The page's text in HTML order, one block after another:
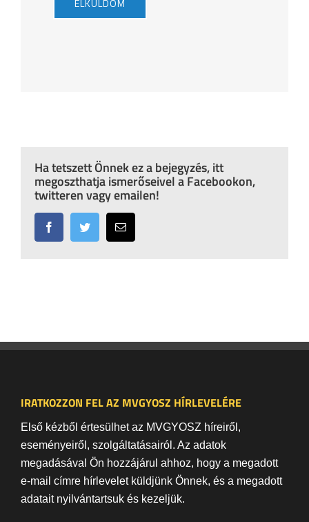
Ha tetszett Önnek ez a bejegyzés, itt
megoszthatja ismerőseivel a Facebookon,
twitteren vagy emailen!
FacebookTwitter Email:
IRATKOZZON FEL AZ MVGYOSZ HÍRLEVELÉRE
Első kézből értesülhet az MVGYOSZ híreiről,
eseményeiről, szolgáltatásairól. Az adatok
megadásával Ön hozzájárul ahhoz, hogy a megadott
e-mail címre hírlevelet küldjünk Önnek, és a megadott
adatait nyilvántartsuk és kezeljük.